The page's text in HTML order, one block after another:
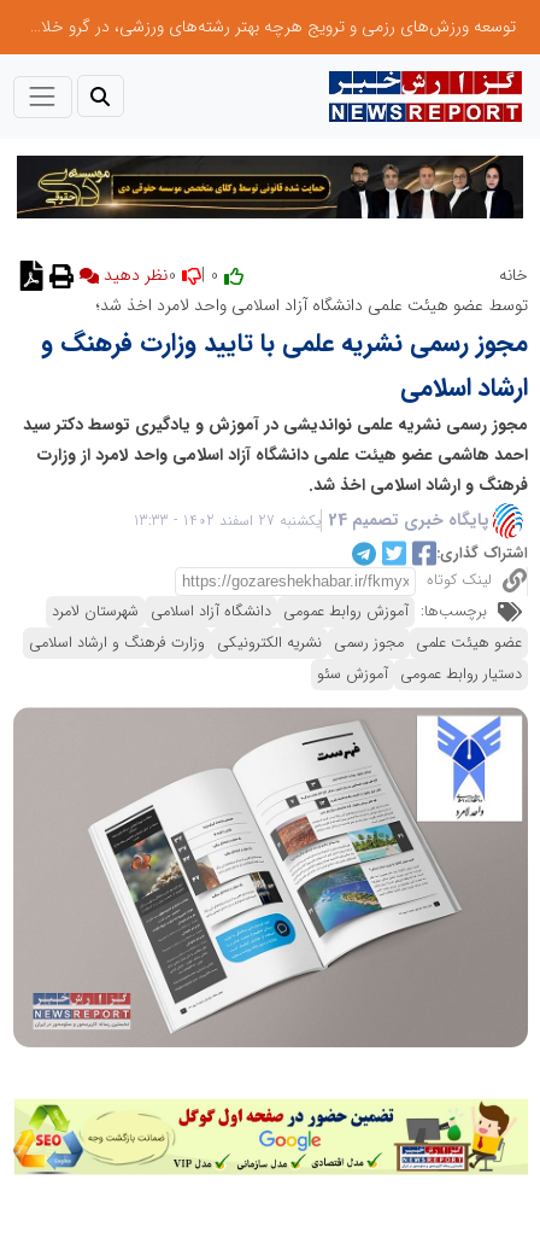
توسعه ورزش‌های رزمی و ترویج هرچه بهتر رشته‌های ورزشی، در گرو خلاقیت و نوآوری است
خانه
توسط عضو هیئت علمی دانشگاه آزاد اسلامی واحد لامرد اخذ شد؛
مجوز رسمی نشریه علمی با تایید وزارت فرهنگ و
ارشاد اسلامی
مجوز رسمی نشریه علمی نواندیشی در آموزش و یادگیری توسط دکتر سید
احمد هاشمی عضو هیئت علمی دانشگاه آزاد اسلامی واحد لامرد از وزارت
فرهنگ و ارشاد اسلامی اخذ شد.
پایگاه خبری تصمیم 24
یکشنبه 27 اسفند 1402 - 13:33
اشتراک گذاری:
لینک کوتاه
برچسب‌ها: آموزش روابط عمومی دانشگاه آزاد اسلامی شهرستان لامرد
عضو هیئت علمی مجوز رسمی نشریه الکترونیکی وزارت فرهنگ و ارشاد اسلامی
دستیار روابط عمومی آموزش سئو